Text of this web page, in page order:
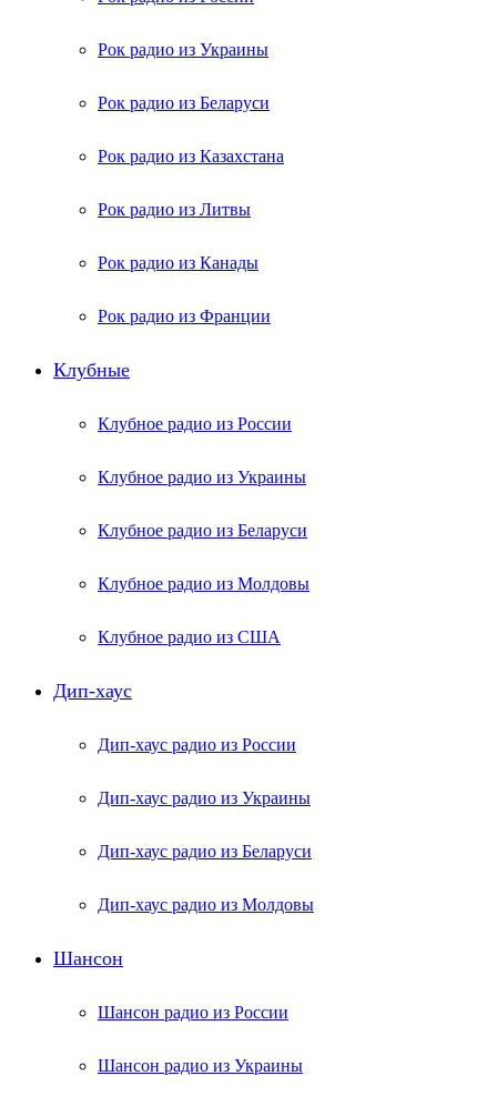
Рок радио из Украины
Рок радио из Беларуси
Рок радио из Казахстана
Рок радио из Литвы
Рок радио из Канады
Рок радио из Франции
Клубные
Клубное радио из России
Клубное радио из Украины
Клубное радио из Беларуси
Клубное радио из Молдовы
Клубное радио из США
Дип-хаус
Дип-хаус радио из России
Дип-хаус радио из Украины
Дип-хаус радио из Беларуси
Дип-хаус радио из Молдовы
Шансон
Шансон радио из России
Шансон радио из Украины